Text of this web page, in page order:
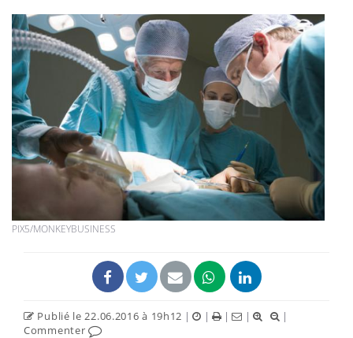
PIX5/MONKEYBUSINESS
Publié le 22.06.2016 à 19h12 | | | |
|
Commenter